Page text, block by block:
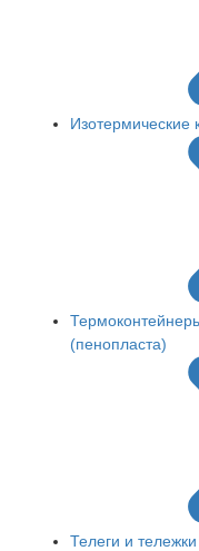
Изотермические
(пенопласта)
Телеги и